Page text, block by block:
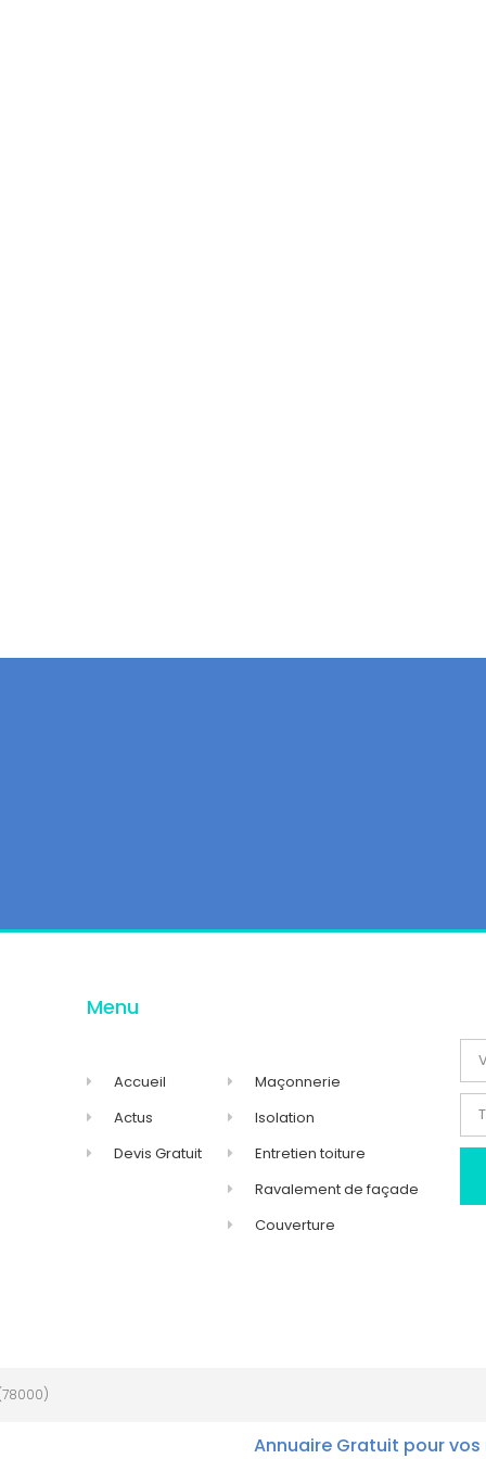
Menu
Accueil
Actus
Devis Gratuit
Maçonnerie
Isolation
Entretien toiture
Ravalement de façade
Couverture
(78000)
Annuaire Gratuit pour